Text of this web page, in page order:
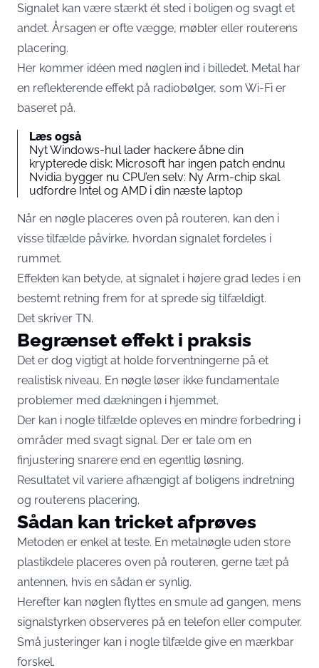
Signalet kan være stærkt ét sted i boligen og svagt et
andet. Årsagen er ofte vægge, møbler eller routerens
placering.
Her kommer idéen med nøglen ind i billedet. Metal har
en reflekterende effekt på radiobølger, som Wi-Fi er
baseret på.
Læs også
Nyt Windows-hul lader hackere åbne din
krypterede disk: Microsoft har ingen patch endnu
Nvidia bygger nu CPU’en selv: Ny Arm-chip skal
udfordre Intel og AMD i din næste laptop
Når en nøgle placeres oven på routeren, kan den i
visse tilfælde påvirke, hvordan signalet fordeles i
rummet.
Effekten kan betyde, at signalet i højere grad ledes i en
bestemt retning frem for at sprede sig tilfældigt.
Det skriver TN.
Begrænset effekt i praksis
Det er dog vigtigt at holde forventningerne på et
realistisk niveau. En nøgle løser ikke fundamentale
problemer med dækningen i hjemmet.
Der kan i nogle tilfælde opleves en mindre forbedring i
områder med svagt signal. Der er tale om en
finjustering snarere end en egentlig løsning.
Resultatet vil variere afhængigt af boligens indretning
og routerens placering.
Sådan kan tricket afprøves
Metoden er enkel at teste. En metalnøgle uden store
plastikdele placeres oven på routeren, gerne tæt på
antennen, hvis en sådan er synlig.
Herefter kan nøglen flyttes en smule ad gangen, mens
signalstyrken observeres på en telefon eller computer.
Små justeringer kan i nogle tilfælde give en mærkbar
forskel.